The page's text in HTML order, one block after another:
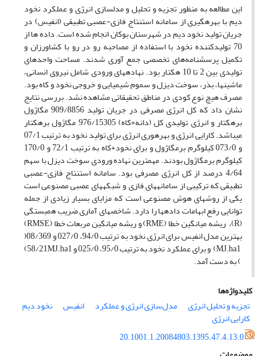
این مطالعه به منظور تجزیه و تحلیل و مدل­سازی انرژی و عملکرد نخود
دیم با بهره­گیری از سامانه استنتاج فازی-عصبی تطبیقی (انفیس) در
جریان تولید نخود دیم در شهرستان بوکان انجام شده است. داده ها از
70 تولیدکننده نخود با استفاده از مصاحبه رو در رو با کشاورزان و
تکمیل پرسشنامه‌های تخصصی جمع آوری شدند. مساحت واحدهای
تولیدی بین 2 تا 10 هکتار بود. نهاده­های ورودی شامل نیروی انسانی،
ماشین­ها، بذر، سوخت دیزل و سموم شیمیایی و خروجی نخود و کاه بود.
مصرف هیچ نوع کودی در مناطق تحقیقاتی مشاهده نشد. بررسی نتایج
نشان داد که کل انرژی مصرفی در جریان تولید 909/8856 مگاژول
برهکتار و انرژی تولیدی کل (دانه+کاه) 976/15305 مگاژول برهکتار
می­باشد. کارایی انرژی و بهره­وری انرژی برای تولید نخود به ترتیب 07/1
و 073/0 کیلوگرم برمگاژول و برای نخود+کاه به ترتیب 72/1 و 170/0
کیلوگرم برمگاژول بودند. مهم­ترین نهاده ورودی سوخت دیزل با سهم
4/64 درصد از کل انرژی مصرفی بود. سامانه استنتاج فازی-عصبی
تطبیقی که ترکیبی از سامانه­های فازی و شبکه­های عصبی مصنوعی است
یکی از روش­های هوش مصنوعی است که مزایای بسیار زیادی از جمله
توانایی رفع ابهامات داده­ها را دارد. شاخص­های آماری ضریب همبستگی
(R) ، ریشه میانگین خطا (RME) و ریشه میانگین مربعات خطا (RMSE)
بهترین مدل انفیس برای انرژی نخود به ترتیب 94/0، 027/0 و 08/369(
MJ.ha1) و برای عملکرد نخود به ترتیب 95/0، 025/0 و 58/21MJ.ha1)
) به دست آمد.
کلیدواژه‌ها
تجزیه و تحلیل انرژی
مدل‌سازی انرژی و عملکرد انفیس نخود دیم
کارایی انرژی
20.1001.1.20084803.1395.47.4.13.0